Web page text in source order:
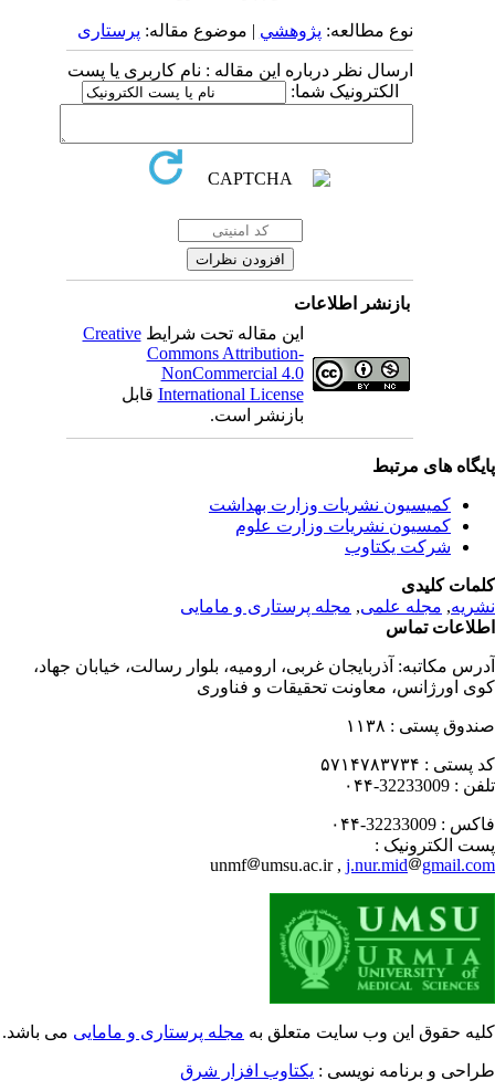
نوع مطالعه:پژوهشي| موضوع مقاله:پرستاری
ارسال نظر درباره این مقاله : نام کاربری یا پست
الکترونیک شما:
بازنشر اطلاعات
این مقاله تحت شرایطCreative
Commons Attribution-
NonCommercial 4.0
International Licenseقابل
بازنشر است.
های مرتبط
کمیسیون نشریات وزارت بهداشت
کمسیون نشریات وزارت علوم
شرکت یکتاوب
کلیدی
,مجله علمی, مجله پرستاری و مامایی
تماس
مکاتبه:آذربایجان غربی، ارومیه، بلوار رسالت، خیابان جهاد،
اورژانس، معاونت تحقیقات و فناوری
پستی : ۱۱۳۸
پستی : ۵۷۱۴۷۸۳۷۳۴
: 32233009-۰۴۴
: 32233009-۰۴۴
الکترونیک :
unmf
umsu.ac.ir ,j.nur.mid
حقوق این وب سایت متعلق بهمجله پرستاری و ماماییمی باشد.
و برنامه نویسی : یکتاوب افزار شرق